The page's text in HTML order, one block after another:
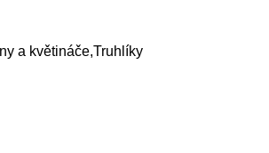
a květináče,Truhlíky